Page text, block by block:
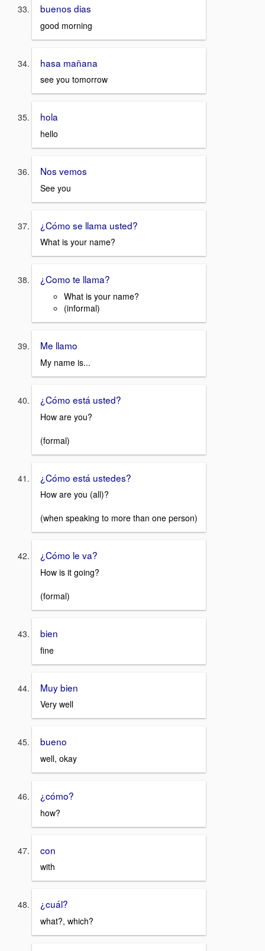
buenos dias
good morning
hasa mañana
see you tomorrow
hola
hello
Nos vemos
See you
¿Cómo se llama usted?
What is your name?
¿Como te llama?
What is your name?
(informal)
Me llamo
My name is...
¿Cómo está usted?
How are you?
(formal)
¿Cómo está ustedes?
How are you (all)?
(when speaking to more than one person)
¿Cómo le va?
How is it going?
(formal)
bien
fine
Muy bien
Very well
bueno
well, okay
¿cómo?
how?
con
with
¿cuál?
what?, which?